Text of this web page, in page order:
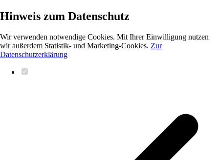
Hinweis zum Datenschutz
Wir verwenden notwendige Cookies. Mit Ihrer Einwilligung nutzen
wir außerdem Statistik- und Marketing-Cookies. Zur
Datenschutzerklärung